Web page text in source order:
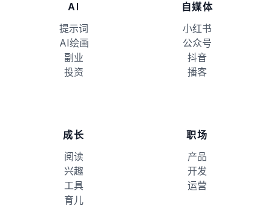
AI
提示词
AI绘画
副业
投资
自媒体
小红书
公众号
抖音
播客
成长
阅读
兴趣
工具
育儿
职场
产品
开发
运营